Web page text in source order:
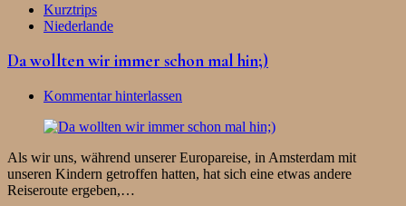
Kurztrips
Niederlande
Da wollten wir immer schon mal hin;)
Kommentar hinterlassen
Als wir uns, während unserer Europareise, in Amsterdam mit
unseren Kindern getroffen hatten, hat sich eine etwas andere
Reiseroute ergeben,…